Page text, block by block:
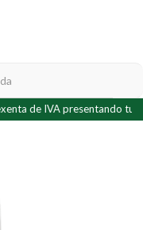
de IVA presentando tu